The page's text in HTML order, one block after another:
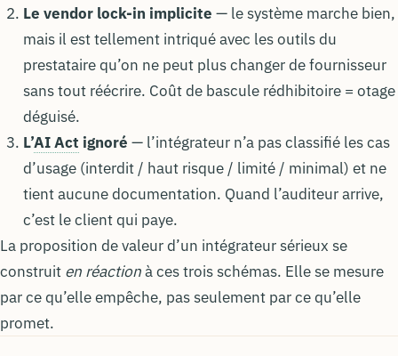
Le vendor lock-in implicite — le système marche bien,
mais il est tellement intriqué avec les outils du
prestataire qu’on ne peut plus changer de fournisseur
sans tout réécrire. Coût de bascule rédhibitoire = otage
déguisé.
L’AI Act ignoré — l’intégrateur n’a pas classifié les cas
d’usage (interdit / haut risque / limité / minimal) et ne
tient aucune documentation. Quand l’auditeur arrive,
c’est le client qui paye.
La proposition de valeur d’un intégrateur sérieux se
construit en réactionà ces trois schémas. Elle se mesure
par ce qu’elle empêche, pas seulement par ce qu’elle
promet.